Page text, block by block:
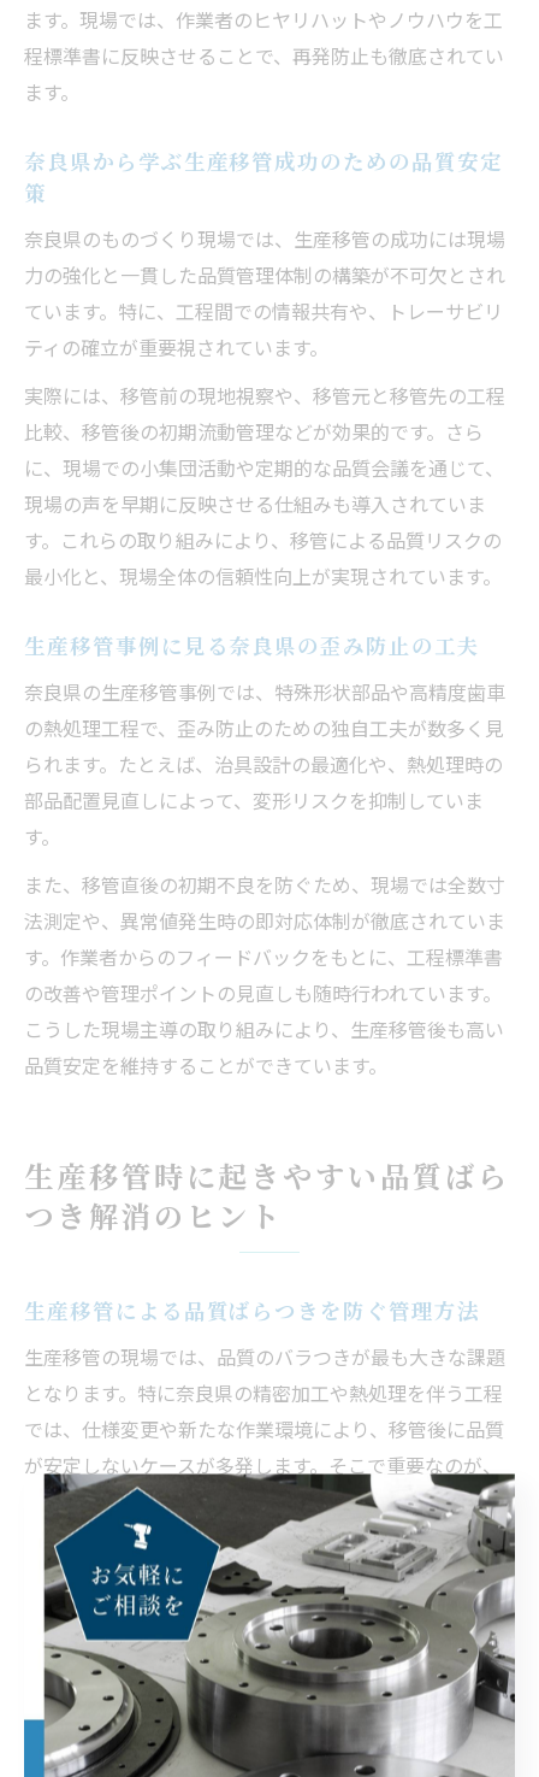
ます。現場では、作業者のヒヤリハットやノウハウを工
程標準書に反映させることで、再発防止も徹底されてい
ます。
奈良県から学ぶ生産移管成功のための品質安定
策
奈良県のものづくり現場では、生産移管の成功には現場
力の強化と一貫した品質管理体制の構築が不可欠とされ
ています。特に、工程間での情報共有や、トレーサビリ
ティの確立が重要視されています。
実際には、移管前の現地視察や、移管元と移管先の工程
比較、移管後の初期流動管理などが効果的です。さら
に、現場での小集団活動や定期的な品質会議を通じて、
現場の声を早期に反映させる仕組みも導入されていま
す。これらの取り組みにより、移管による品質リスクの
最小化と、現場全体の信頼性向上が実現されています。
生産移管事例に見る奈良県の歪み防止の工夫
奈良県の生産移管事例では、特殊形状部品や高精度歯車
の熱処理工程で、歪み防止のための独自工夫が数多く見
られます。たとえば、治具設計の最適化や、熱処理時の
部品配置見直しによって、変形リスクを抑制していま
す。
また、移管直後の初期不良を防ぐため、現場では全数寸
法測定や、異常値発生時の即対応体制が徹底されていま
す。作業者からのフィードバックをもとに、工程標準書
の改善や管理ポイントの見直しも随時行われています。
こうした現場主導の取り組みにより、生産移管後も高い
品質安定を維持することができています。
生産移管時に起きやすい品質ばら
つき解消のヒント
生産移管による品質ばらつきを防ぐ管理方法
生産移管の現場では、品質のバラつきが最も大きな課題
となります。特に奈良県の精密加工や熱処理を伴う工程
では、仕様変更や新たな作業環境により、移管後に品質
が安定しないケースが多発します。そこで重要なのが、
工程ごとの明確な品質基準の設定と、移管前後での詳細
な仕様確認です。
具体的には、移管前に現行工場での工程フローや検査基
準を可視化し、受入側と共有することが効果的です。ま
た、初期ロットでは全数検査や抜き取り検査を組み合わ
せて、工程ごとのバラつきを早期に把握し、フィードバ
ックを迅速に行う体制を構築します。さらに、材料や加
工条件の微細な違いにも注目し、トレーサビリティ管理